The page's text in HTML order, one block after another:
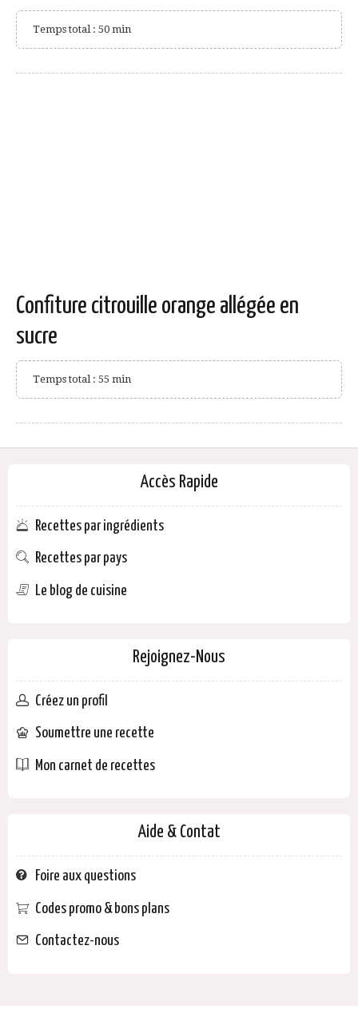
Temps total : 50 min
Confiture citrouille orange allégée en
sucre
Temps total : 55 min
Accès Rapide
Recettes par ingrédients
Recettes par pays
Le blog de cuisine
Rejoignez-Nous
Créez un profil
Soumettre une recette
Mon carnet de recettes
Aide & Contat
Foire aux questions
Codes promo & bons plans
Contactez-nous